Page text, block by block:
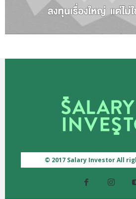
© 2017 Salary Investor All